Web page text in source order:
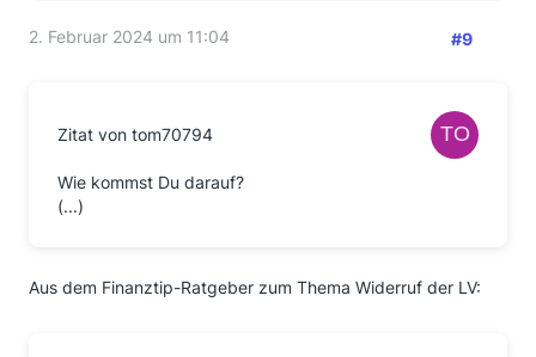
2. Februar 2024 um 11:04 #9
Zitat von tom70794
Wie kommst Du darauf?
(...)
Aus dem Finanztip-Ratgeber zum Thema Widerruf der LV: